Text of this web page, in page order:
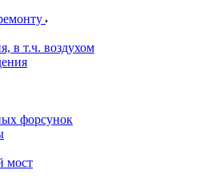
в т.ч. воздухом
форсунок
мост